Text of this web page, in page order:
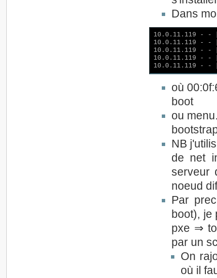
Dans
10.0.11.119 - -
10.0.11.119 - -
10.0.11.119 - -
10.0.11.119 - -
où
boot
ou
NB
de net
serveur
noeud
Par
boot), je
pxe ⇒
par un
On
où il